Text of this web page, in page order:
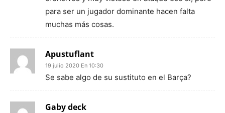
para ser un jugador dominante hacen falta
muchas más cosas.
Apustuflant
19 julio 2020 En 10:30
Se sabe algo de su sustituto en el Barça?
Gaby deck